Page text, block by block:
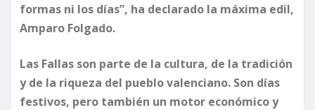
formas ni los días”, ha declarado la máxima edil,
Amparo Folgado.
Las Fallas son parte de la cultura, de la tradición
y de la riqueza del pueblo valenciano. Son días
festivos, pero también un motor económico y